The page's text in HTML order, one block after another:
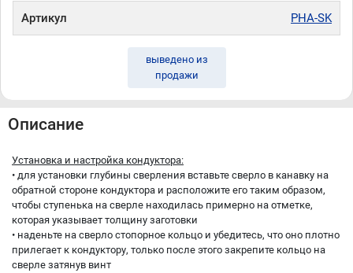
Артикул
PHA-SK
выведено из
продажи
Описание
Установка и настройка кондуктора:
• для установки глубины сверления вставьте сверло в канавку на
обратной стороне кондуктора и расположите его таким образом,
чтобы ступенька на сверле находилась примерно на отметке,
которая указывает толщину заготовки
• наденьте на сверло стопорное кольцо и убедитесь, что оно плотно
прилегает к кондуктору, только после этого закрепите кольцо на
сверле затянув винт